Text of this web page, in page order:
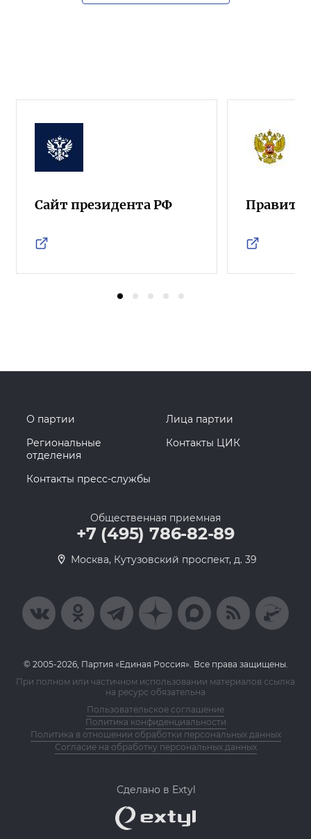
Сайт президента РФ
О партии
Лица партии
Региональные
отделения
Контакты ЦИК
Контакты пресс-службы
Общественная приемная
+7 (495) 786-82-89
Москва, Кутузовский проспект, д. 39
© 2005-2026, Партия «Единая Россия». Все права защищены.
При полном или частичном использовании материалов ссылка
на ресурс обязательна
Пользовательское соглашение
Политика конфиденциальности
Политика в отношении обработки персональных данных
Согласие на обработку персональных данных
Сделано в Extyl